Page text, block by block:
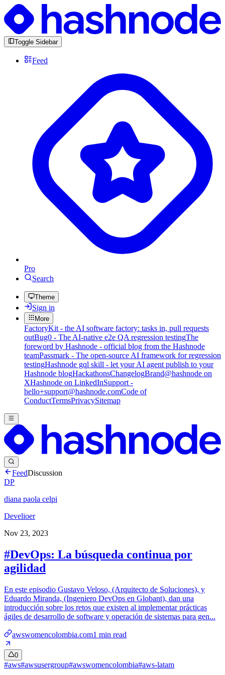
Toggle Sidebar
Feed
Pro
Search
Theme
Sign in
More
FactoryKit - the AI software factory: tasks in, pull requests
outBug0 - The AI-native e2e QA regression testingThe
foreword by Hashnode - official blog from the Hashnode
teamPassmark - The open-source AI framework for regression
testingHashnode gql skill - let your AI agent publish to your
Hashnode blogHackathonsChangelogBrand@hashnode on
XHashnode on LinkedInSupport -
hello+support@hashnode.comCode of
ConductTermsPrivacySitemap
FeedDiscussion
DP
diana paola celpi
Develioer
Nov 23, 2023
#DevOps: La búsqueda continua por
agilidad
En este episodio Gustavo Veloso, (Arquitecto de Soluciones), y
Eduardo Miranda, (Ingeniero DevOps en Globant), dan una
introducción sobre los retos que existen al implementar prácticas
ágiles de desarrollo de software y operación de sistemas para gen...
awswomencolombia.com1 min read
0
#aws#awsusergroup#awswomencolombia#aws-latam